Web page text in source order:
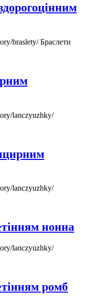
braslety/Браслети
lanczyuzhky/
lanczyuzhky/
нонна
lanczyuzhky/
ромб